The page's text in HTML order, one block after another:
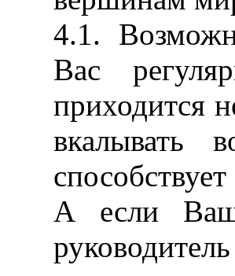
4.1.
Вас
приходится
вкалывать
А если